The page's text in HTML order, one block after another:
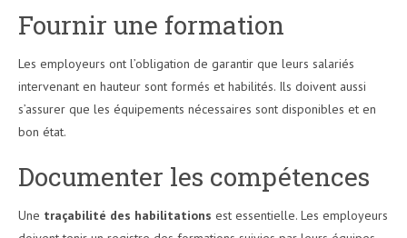
Fournir une formation
Les employeurs ont l’obligation de garantir que leurs salariés
intervenant en hauteur sont formés et habilités. Ils doivent aussi
s’assurer que les équipements nécessaires sont disponibles et en
bon état.
Documenter les compétences
Une traçabilité des habilitations est essentielle. Les employeurs